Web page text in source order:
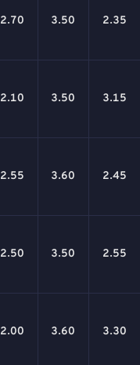
2.70 3.50 2.35
2.10 3.50 3.15
2.55 3.60 2.45
2.50 3.50 2.55
2.00 3.60 3.30